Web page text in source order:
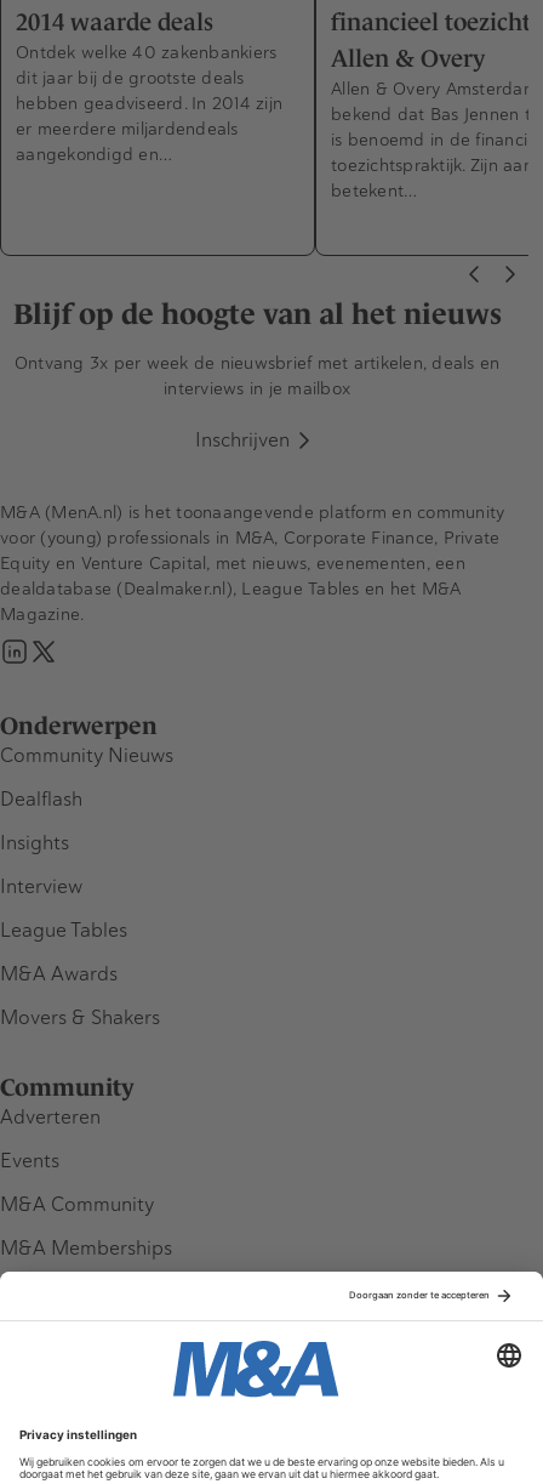
2014 waarde deals
Ontdek welke 40 zakenbankiers
dit jaar bij de grootste deals
hebben geadviseerd. In 2014 zijn
er meerdere miljardendeals
aangekondigd en…
financieel toezicht
Allen & Overy
Allen & Overy
bekend dat Bas Jennen
is benoemd in de
toezichtspraktijk. Zijn
betekent…
Blijf op de hoogte van al het nieuws
Ontvang 3x per week de nieuwsbrief met artikelen, deals en
interviews in je mailbox
Inschrijven
Onderwerpen
Community Nieuws
Dealflash
Insights
Interview
League Tables
M&A Awards
Movers & Shakers
Community
Adverteren
Events
M&A Community
M&A Memberships
Service & Contact
M&A (MenA.nl) is het toonaangevende platform en community
voor (young) professionals in M&A, Corporate Finance, Private
Equity en Venture Capital, met nieuws, evenementen, een
dealdatabase (Dealmaker.nl), League Tables en het M&A
Magazine.